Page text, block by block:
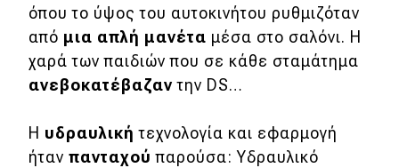
Χρηστικά
Συμβουλές
ΚΤΕΟ
Οδική βοήθεια
όπου το ύψος του αυτοκινήτου ρυθμιζόταν
από μια απλή μανέτα μέσα στο σαλόνι. Η
χαρά των παιδιών που σε κάθε σταμάτημα
ανεβοκατέβαζαν την DS…
Η υδραυλική τεχνολογία και εφαρμογή
ήταν πανταχού παρούσα: Υδραυλικό